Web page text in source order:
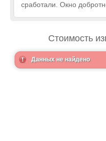
сработали. Окно
Стоимость
Данных не найдено